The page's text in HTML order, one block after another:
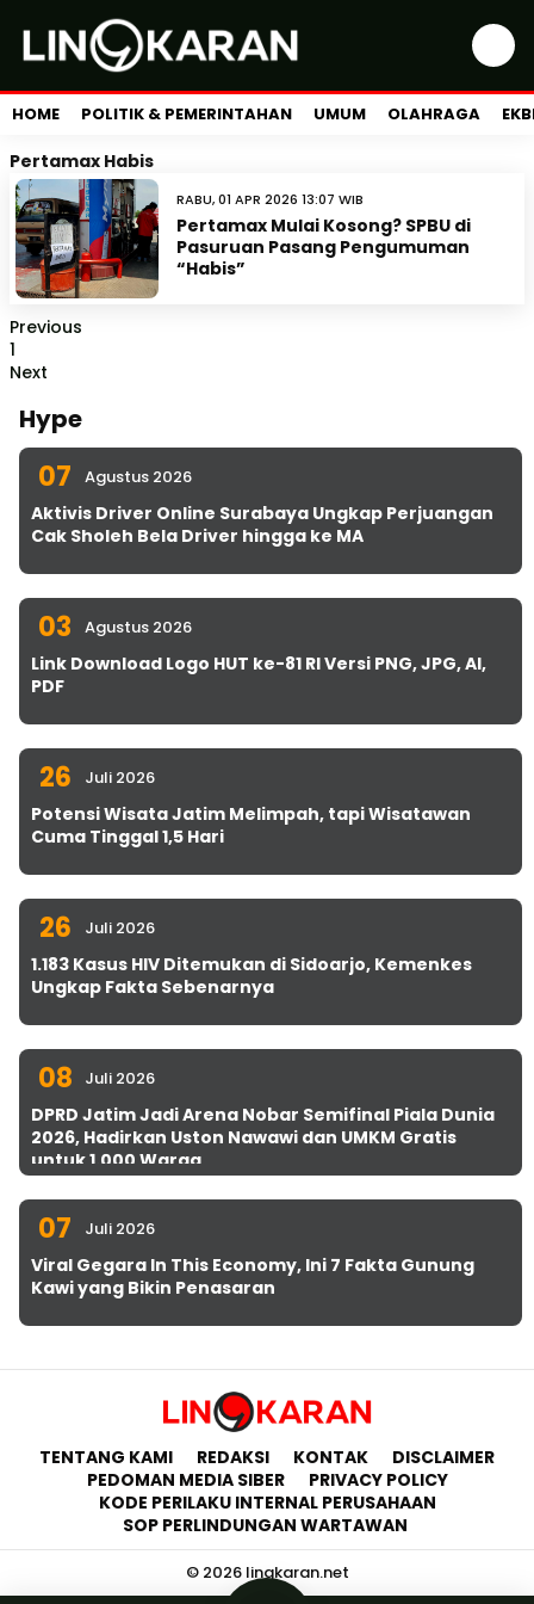
HOME POLITIK & PEMERINTAHAN UMUM OLAHRAGA
Pertamax Habis
RABU, 01 APR 2026 13:07 WIB
Pertamax Mulai Kosong? SPBU di
Pasuruan Pasang Pengumuman
“Habis”
Previous
1
Next
Hype
07 Agustus 2026
Aktivis Driver Online Surabaya Ungkap Perjuangan
Cak Sholeh Bela Driver hingga ke MA
03 Agustus 2026
Link Download Logo HUT ke-81 RI Versi PNG, JPG, AI,
PDF
26 Juli 2026
Potensi Wisata Jatim Melimpah, tapi Wisatawan
Cuma Tinggal 1,5 Hari
26 Juli 2026
1.183 Kasus HIV Ditemukan di Sidoarjo, Kemenkes
Ungkap Fakta Sebenarnya
08 Juli 2026
DPRD Jatim Jadi Arena Nobar Semifinal Piala Dunia
2026, Hadirkan Uston Nawawi dan UMKM Gratis
untuk 1.000 Warga
07 Juli 2026
Viral Gegara In This Economy, Ini 7 Fakta Gunung
Kawi yang Bikin Penasaran
TENTANG KAMI REDAKSI KONTAK
DISCLAIMER
PEDOMAN MEDIA SIBER
PRIVACY POLICY
KODE PERILAKU INTERNAL PERUSAHAAN
SOP PERLINDUNGAN WARTAWAN
© 2026 lingkaran.net